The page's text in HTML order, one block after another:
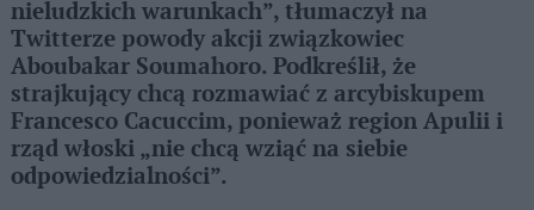
nieludzkich warunkach”, tłumaczył na
Twitterze powody akcji związkowiec
Aboubakar Soumahoro. Podkreślił, że
strajkujący chcą rozmawiać z arcybiskupem
Francesco Cacuccim, ponieważ region Apulii i
rząd włoski „nie chcą wziąć na siebie
odpowiedzialności”.